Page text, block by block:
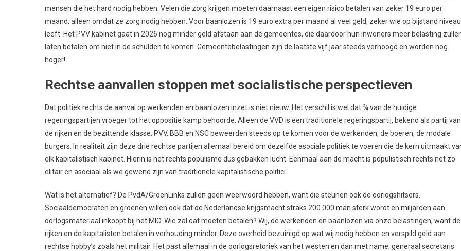
mensen die het hard nodig hebben. Velen die zorg krijgen moeten daarnaast een eigen risico betalen van zeker 19 euro per
maand, alleen omdat ze zorg nodig hebben. Voor baanlozen is 19 euro extra per maand al veel geld, zeker wie op bijstand niveau
leeft. Het PVV kabinet gaat in 2026 nog minder geld afstaan aan de gemeentes, die daardoor hun inwoners meer belasting
laten betalen om niet in de schulden te komen. Gemeentebelastingen zijn de laatste vijf jaar steeds verhoogd en worden nog
hoger!
Rechtse aanvallen stoppen met socialistische perspectieven
Dat politiek rechts de aanval op werkenden en baanlozen inzet is niet nieuw. Het verschil is wel dat ¾ van de huidige
regeringspartijen vroeger tot het oppositie kamp behoorde. Alleen de VVD is een traditionele regeringspartij, bekend als partij van
de rijken en de bezittende klasse. PVV, BBB en NSC beweerden steeds op te komen voor de werkenden, de boeren, de modale
burgers. In realiteit zijn deze drie rechtse partijen allemaal bereid om dezelfde asociale politiek te voeren die de kern uitmaakt
elk kapitalistisch kabinet. Hierin is het rechts populisme dus gebakken lucht. Eenmaal aan de macht is populistisch rechts net zo
elitair en asociaal als we gewend zijn van traditionele kapitalistische politici.
Wat is het alternatief? De PvdA/GroenLinks zullen geen weerwoord hebben, want die steunen ook de oorlogshitsers.
Sociaaldemocraten en groenen willen ook dat de Nederlandse krijgsmacht straks 200.000 man sterk wordt en miljarden aan
oorlogsmateriaal inkoopt bij het MIC. Wie zal dat moeten betalen? Wij, de werkenden en baanlozen via onze belastingen, want de
rijken en de kapitalisten betalen in verhouding minder. Deze overheid bezuinigd op wat wij nodig hebben en verspild geld aan
rechtse hobby’s zoals het militair. Het past allemaal in de oorlogsretoriek van het westen en dan met name; generaal secretaris